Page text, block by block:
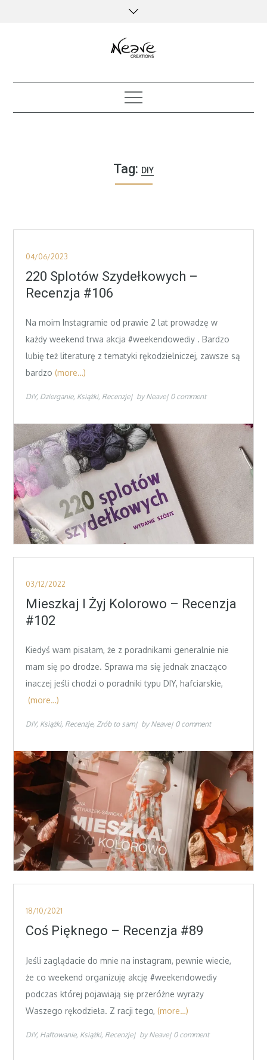
Tag: DIY
Posted
on
04/06/2023
220 Splotów Szydełkowych –
Recenzja #106
Na moim Instagramie od prawie 2 lat prowadzę w
każdy weekend trwa akcja #weekendowediy . Bardzo
lubię też literaturę z tematyki rękodzielniczej, zawsze są
bardzo (more…)
DIY Dzierganie Książki Recenzje by Neave 0 comment
Posted
on
03/12/2022
Mieszkaj I Żyj Kolorowo – Recenzja
#102
Kiedyś wam pisałam, że z poradnikami generalnie nie
mam się po drodze. Sprawa ma się jednak znacząco
inaczej jeśli chodzi o poradniki typu DIY, hafciarskie,
(more…)
DIY Książki Recenzje Zrób to sam by Neave 0 comment
Posted
on
18/10/2021
Coś Pięknego – Recenzja #89
Jeśli zaglądacie do mnie na instagram, pewnie wiecie,
że co weekend organizuję akcję #weekendowediy
podczas której pojawiają się przeróżne wyrazy
Waszego rękodzieła. Z racji tego, (more…)
DIY Haftowanie Książki Recenzje by Neave 0 comment